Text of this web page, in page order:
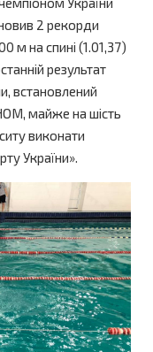
2 рекорди
м на спині (1.01,37)
результат
встановлений
майже на шість
виконати
України».